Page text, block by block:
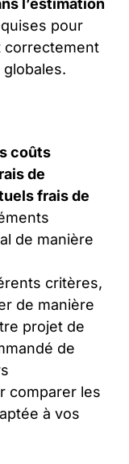
l’estimation
pour
correctement
coûts
de
frais de
de manière
critères,
de manière
projet de
de
comparer les
à vos